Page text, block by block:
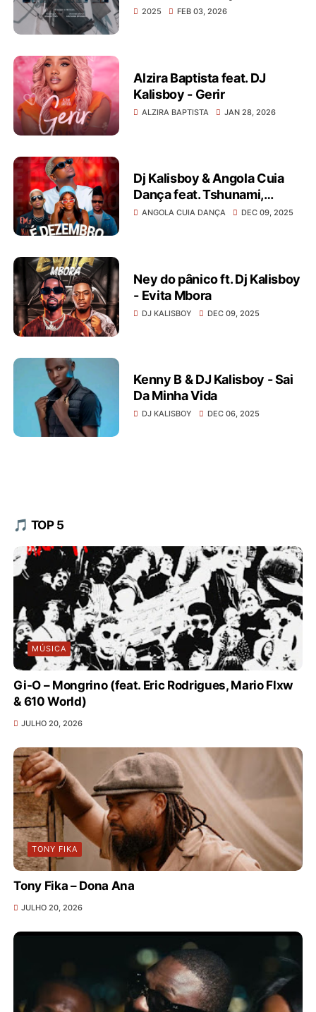
2025 FEB 03, 2026
Alzira Baptista feat. DJ
Kalisboy - Gerir
ALZIRA BAPTISTA JAN 28, 2026
Dj Kalisboy & Angola Cuia
Dança feat. Tshunami,
Bráulio ZP, Titica & Pedal
ANGOLA CUIA DANÇA DEC 09, 2025
Ney do pânico ft. Dj Kalisboy
- Evita Mbora
DJ KALISBOY DEC 09, 2025
Kenny B & DJ Kalisboy - Sai
Da Minha Vida
DJ KALISBOY DEC 06, 2025
🎵 TOP 5
MÚSICA
Gi-O – Mongrino (feat. Eric Rodrigues, Mario Flxw
& 610 World)
JULHO 20, 2026
TONY FIKA
Tony Fika – Dona Ana
JULHO 20, 2026